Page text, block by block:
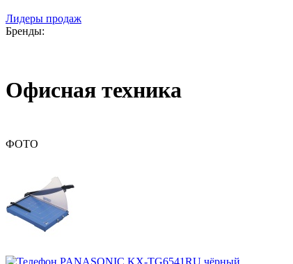
Лидеры продаж
Бренды:
Офисная техника
ФОТО